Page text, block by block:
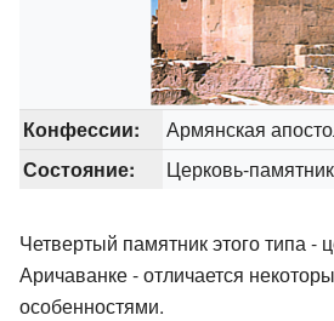
Конфессии:
Армянская
Состояние:
Церковь-памятник
Четвертый памятник этого типа -
Аричаванке - отличается
особенностями.